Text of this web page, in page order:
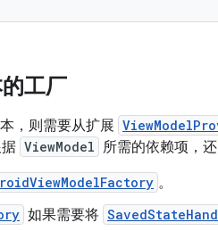
工厂
，则需要从扩展
ViewModel 所需的依赖项，
。
如果需要将